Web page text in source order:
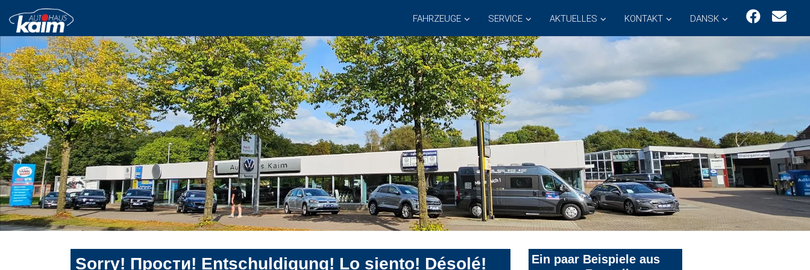
FAHRZEUGE SERVICE AKTUELLES KONTAKT DANSK
Sorry! Прости! Entschuldigung! Lo siento! Désolé!
Ein paar Beispiele aus